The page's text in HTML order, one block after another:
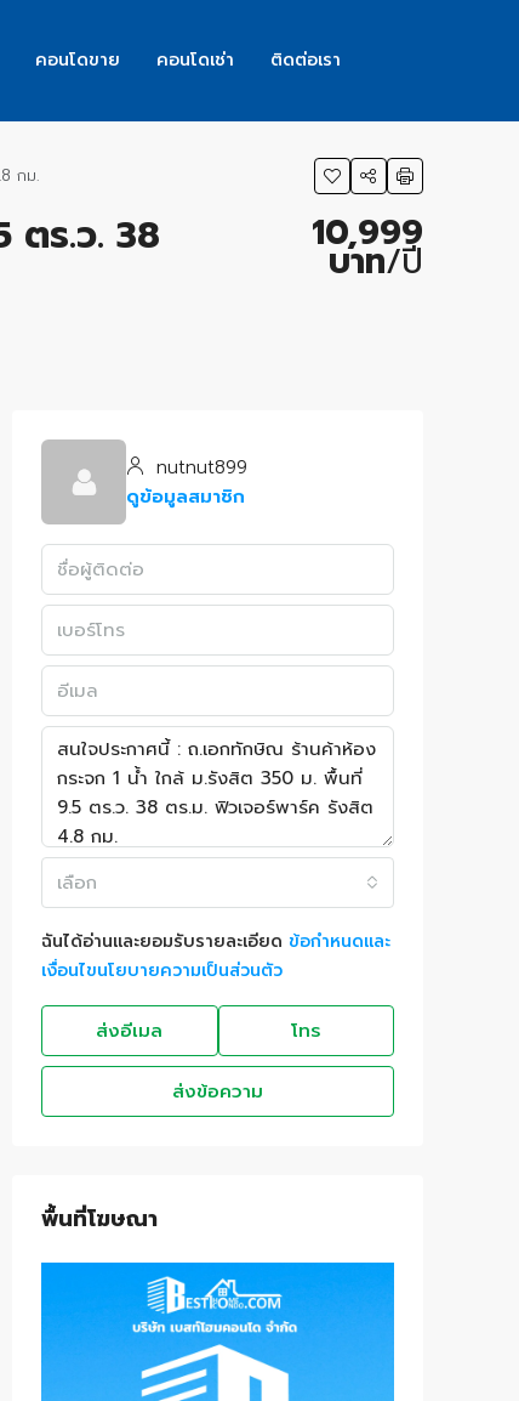
คอนโดขาย คอนโดเช่า ติดต่อเรา
กม.
ตร.ว. 38 10,999
บาท/ปี
nutnut899
ดูข้อมูลสมาชิก
เลือก
ฉันได้อ่านและยอมรับรายละเอียด ข้อกำหนดและ
เงื่อนไขนโยบายความเป็นส่วนตัว
ส่งอีเมล โทร
ส่งข้อความ
พื้นที่โฆษณา